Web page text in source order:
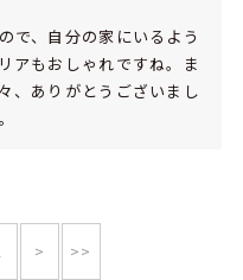
で、自分の家にいるよう
アもおしゃれですね。ま
、ありがとうございまし
> >>